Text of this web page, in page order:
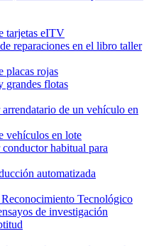
tarjetas eITV
reparaciones en el libro taller
placas rojas
grandes flotas
de un vehículo en
vehículos en lote
habitual para
automatizada
Tecnológico
de investigación